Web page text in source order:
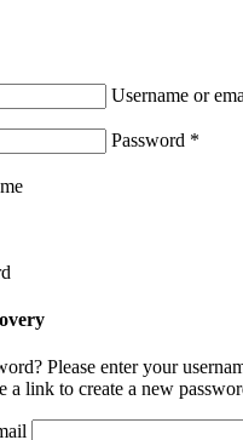
Username or
Password *
Please enter your
a link to create a new